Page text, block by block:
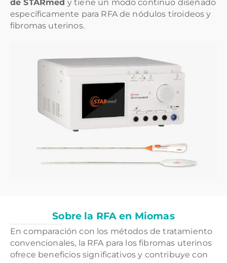
de STARmed y tiene un modo continuo diseñado
específicamente para RFA de nódulos tiroideos y
fibromas uterinos.
Sobre la RFA en Miomas
En comparación con los métodos de tratamiento
convencionales, la RFA para los fibromas uterinos
ofrece beneficios significativos y contribuye con